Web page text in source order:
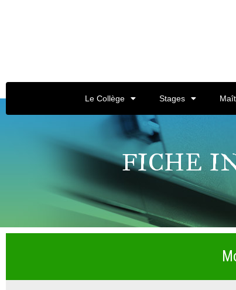
Le Collège Stages
FICHE